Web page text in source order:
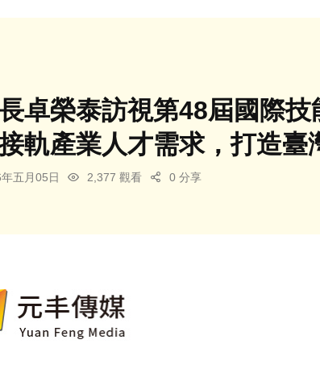
卓榮泰訪視第48屆國際
軌產業人才需求，打造臺
五月05日 2,377 觀看 0 分享